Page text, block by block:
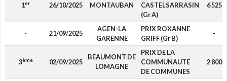
1er 26/10/2025 MONTAUBAN
CASTELSARRASIN
(Gr A)
6 525
- 21/09/2025
AGEN-LA
GARENNE
PRIX ROXANNE
GRIFF (Gr B)
-
3ème 02/09/2025
BEAUMONT DE
LOMAGNE
PRIX DE LA
COMMUNAUTE
DE COMMUNES
2 800